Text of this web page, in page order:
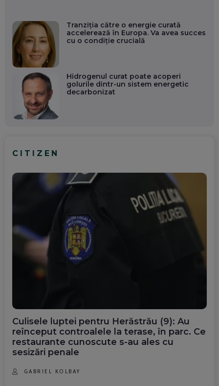
Tranziția către o energie curată
accelerează în Europa. Va avea succes
cu o condiție crucială
Hidrogenul curat poate acoperi
golurile dintr-un sistem energetic
decarbonizat
CITIZEN
Culisele luptei pentru Herăstrău (9): Au
reînceput controalele la terase, în parc. Ce
restaurante cunoscute s-au ales cu
sesizări penale
GABRIEL KOLBAY